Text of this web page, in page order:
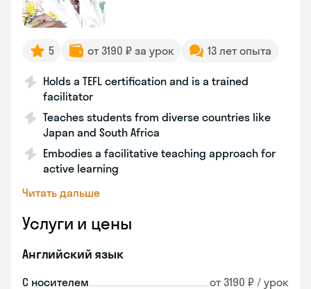
5 от 3190 ₽ за урок 13 лет опыта
Holds a TEFL certification and is a trained
facilitator
Teaches students from diverse countries like
Japan and South Africa
Embodies a facilitative teaching approach for
active learning
Читать дальше
Услуги и цены
Английский язык
С носителем от 3190 ₽ / урок